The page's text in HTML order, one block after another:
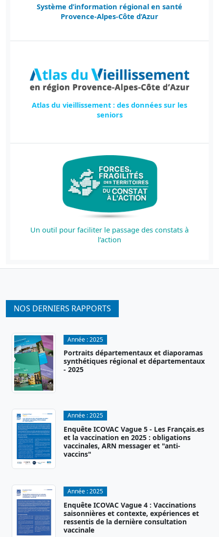
Système d’information régional en santé
Provence-Alpes-Côte d’Azur
Atlas du vieillissement : des données sur les
seniors
Un outil pour faciliter le passage des constats à
l’action
NOS DERNIERS RAPPORTS
Année :2025
Portraits départementaux et diaporamas
synthétiques régional et départementaux
- 2025
Année :2025
Enquête ICOVAC Vague 5 - Les Français.es
et la vaccination en 2025 : obligations
vaccinales, ARN messager et "anti-
vaccins"
Année :2025
Enquête ICOVAC Vague 4 : Vaccinations
saisonnières et contexte, expériences et
ressentis de la dernière consultation
vaccinale